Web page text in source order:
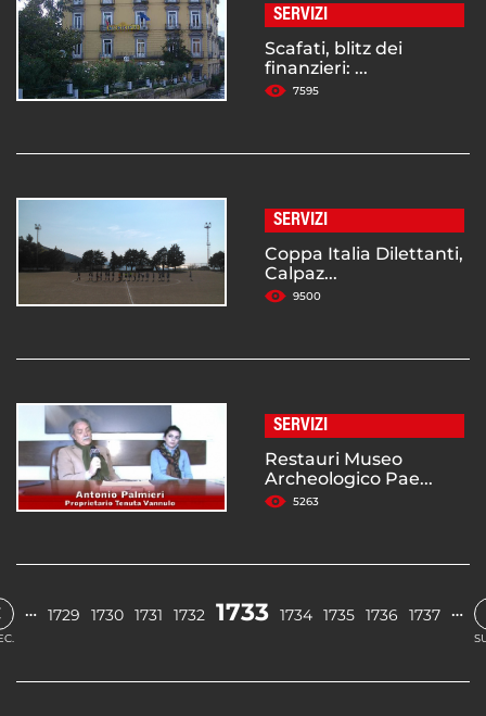
SERVIZI
Scafati, blitz dei
finanzieri: ...
7595
SERVIZI
Coppa Italia Dilettanti,
Calpaz...
9500
SERVIZI
Restauri Museo
Archeologico Pae...
5263
… 1729 1730 1731 1732 1733 1734 1735 1736 1737 …